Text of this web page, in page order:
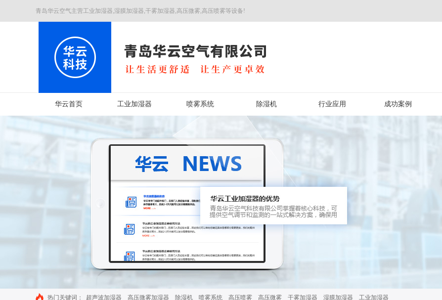
青岛华云空气主营工业加湿器,湿膜加湿器,干雾加湿器,高压微雾,高压喷雾等设备!
华云首页 工业加湿器 喷雾系统 除湿机 行业应用 成功案例
热门关键词： 超声波加湿器 高压微雾加湿器 除湿机 喷雾系统 高压喷雾 高压微雾 干雾加湿器 湿膜加湿器 工业加湿器